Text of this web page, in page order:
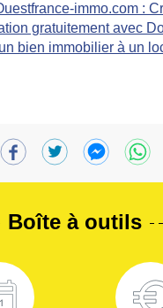
immo.com :
gratuitement avec
bien immobilier à un
Boîte à outils